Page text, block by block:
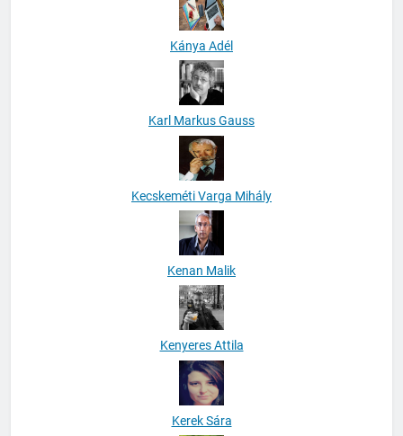
Kánya Adél
Karl Markus Gauss
Kecskeméti Varga Mihály
Kenan Malik
Kenyeres Attila
Kerek Sára